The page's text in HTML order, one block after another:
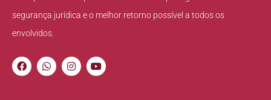
segurança jurídica e o melhor retorno possível a todos os
envolvidos.